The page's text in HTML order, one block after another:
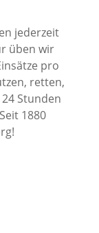
jederzeit
üben wir
pro
retten,
Stunden
1880